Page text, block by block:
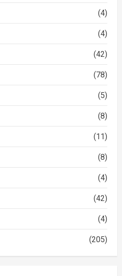
(4)
(4)
(42)
(78)
(5)
(8)
(11)
(8)
(4)
(42)
(4)
(205)